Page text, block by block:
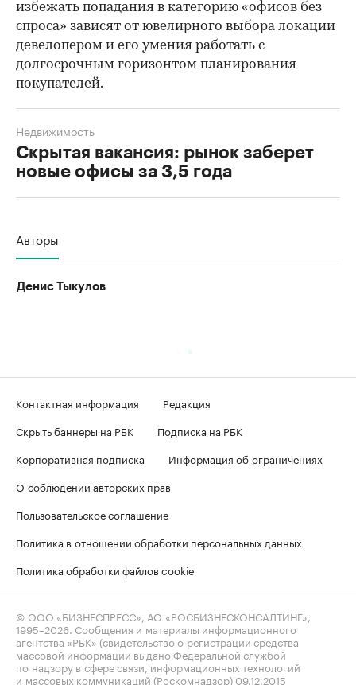
избежать попадания в категорию «офисов без
спроса» зависят от ювелирного выбора локации
девелопером и его умения работать с
долгосрочным горизонтом планирования
покупателей.
Скрытая вакансия: рынок заберет
новые офисы за 3,5 года
Недвижимость
Авторы
Денис Тыкулов
Контактная информация
Редакция
Скрыть баннеры на РБК
Подписка на РБК
Корпоративная подписка
Информация об ограничениях
О соблюдении авторских прав
Пользовательское соглашение
Политика в отношении обработки персональных данных
Политика обработки файлов cookie
© ООО «БИЗНЕСПРЕСС», АО «РОСБИЗНЕСКОНСАЛТИНГ»,
1995–2026. Сообщения и материалы информационного
агентства «РБК» (свидетельство о регистрации средства
массовой информации выдано Федеральной службой
по надзору в сфере связи, информационных технологий
и массовых коммуникаций (Роскомнадзор) 09.12.2015